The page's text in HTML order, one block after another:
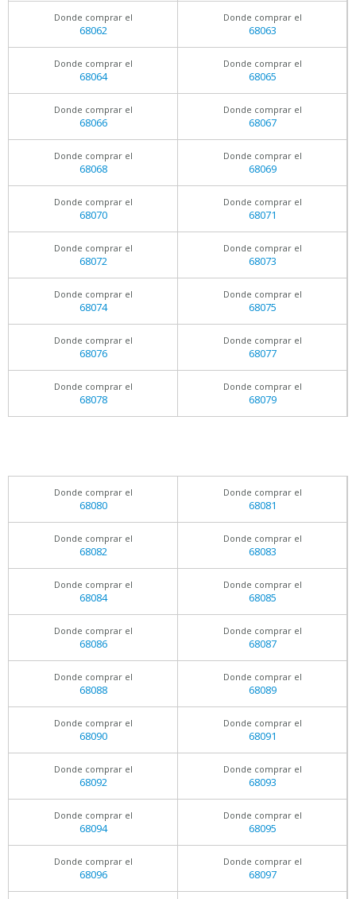
Donde comprar el
68062
Donde comprar el
68063
Donde comprar el
68064
Donde comprar el
68065
Donde comprar el
68066
Donde comprar el
68067
Donde comprar el
68068
Donde comprar el
68069
Donde comprar el
68070
Donde comprar el
68071
Donde comprar el
68072
Donde comprar el
68073
Donde comprar el
68074
Donde comprar el
68075
Donde comprar el
68076
Donde comprar el
68077
Donde comprar el
68078
Donde comprar el
68079
Donde comprar el
68080
Donde comprar el
68081
Donde comprar el
68082
Donde comprar el
68083
Donde comprar el
68084
Donde comprar el
68085
Donde comprar el
68086
Donde comprar el
68087
Donde comprar el
68088
Donde comprar el
68089
Donde comprar el
68090
Donde comprar el
68091
Donde comprar el
68092
Donde comprar el
68093
Donde comprar el
68094
Donde comprar el
68095
Donde comprar el
68096
Donde comprar el
68097